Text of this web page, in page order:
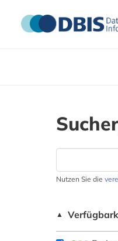
Nutzen Sie die
▲